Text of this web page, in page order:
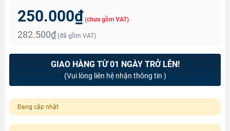
250.000₫ (chưa gồm VAT)
282.500₫ (đã gồm VAT)
GIAO HÀNG TỪ 01 NGÀY TRỞ LÊN!
(Vui lòng liên hệ nhận thông tin )
Đang cập nhật